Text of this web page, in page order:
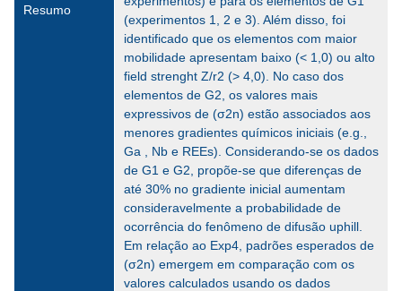
Resumo
(experimentos 1, 2 e 3). Além disso, foi
identificado que os elementos com maior
mobilidade apresentam baixo (< 1,0) ou alto
field strenght Z/r2 (> 4,0). No caso dos
elementos de G2, os valores mais
expressivos de (σ2n) estão associados aos
menores gradientes químicos iniciais (e.g.,
Ga , Nb e REEs). Considerando-se os dados
de G1 e G2, propõe-se que diferenças de
até 30% no gradiente inicial aumentam
consideravelmente a probabilidade de
ocorrência do fenômeno de difusão uphill.
Em relação ao Exp4, padrões esperados de
(σ2n) emergem em comparação com os
valores calculados usando os dados